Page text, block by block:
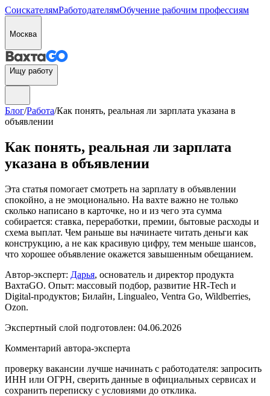
СоискателямРаботодателямОбучение рабочим профессиям
Москва
Ищу работу
Блог/Работа/Как понять, реальная ли зарплата указана в
объявлении
Как понять, реальная ли зарплата
указана в объявлении
Эта статья помогает смотреть на зарплату в объявлении
спокойно, а не эмоционально. На вахте важно не только
сколько написано в карточке, но и из чего эта сумма
собирается: ставка, переработки, премии, бытовые расходы и
схема выплат. Чем раньше вы начинаете читать деньги как
конструкцию, а не как красивую цифру, тем меньше шансов,
что хорошее объявление окажется завышенным обещанием.
Автор-эксперт: Дарья, основатель и директор продукта
ВахтаGO. Опыт: массовый подбор, развитие HR-Tech и
Digital-продуктов; Билайн, Lingualeo, Ventra Go, Wildberries,
Ozon.
Экспертный слой подготовлен: 04.06.2026
Комментарий автора-эксперта
проверку вакансии лучше начинать с работодателя: запросить
ИНН или ОГРН, сверить данные в официальных сервисах и
сохранить переписку с условиями до отклика.